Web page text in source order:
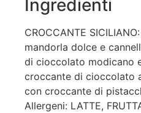
Ingredienti
CROCCANTE
mandorla dolce e
di cioccolato modicano
croccante di cioccolato
con croccante di
Allergeni: LATTE,